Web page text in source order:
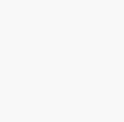
XLR и
LAN (питание